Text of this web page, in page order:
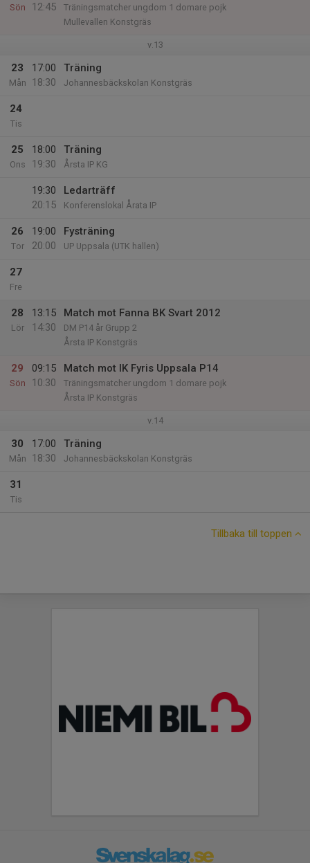
Sön
12:45
Träningsmatcher ungdom 1 domare pojk
Mullevallen Konstgräs
v.13
23
Mån
17:00
18:30
Träning
Johannesbäckskolan Konstgräs
24
Tis
25
Ons
18:00
19:30
Träning
Årsta IP KG
19:30
20:15
Ledarträff
Konferenslokal Årata IP
26
Tor
19:00
20:00
Fysträning
UP Uppsala (UTK hallen)
27
Fre
28
Lör
13:15
14:30
Match mot Fanna BK Svart 2012
DM P14 år Grupp 2
Årsta IP Konstgräs
29
Sön
09:15
10:30
Match mot IK Fyris Uppsala P14
Träningsmatcher ungdom 1 domare pojk
Årsta IP Konstgräs
v.14
30
Mån
17:00
18:30
Träning
Johannesbäckskolan Konstgräs
31
Tis
Tillbaka till toppen